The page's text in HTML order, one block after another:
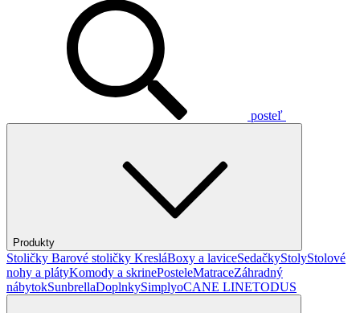
posteľ
Produkty
Stoličky Barové stoličky KresláBoxy a laviceSedačkyStolyStolové
nohy a plátyKomody a skrinePosteleMatraceZáhradný
nábytokSunbrellaDoplnkySimplyoCANE LINETODUS